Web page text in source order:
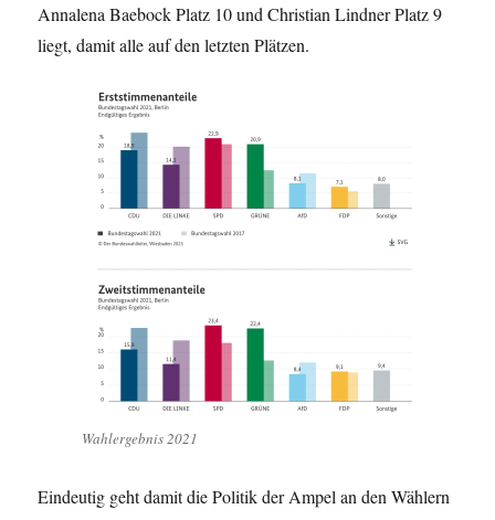
Annalena Baebock Platz 10 und Christian Lindner Platz 9
liegt, damit alle auf den letzten Plätzen.
Wahlergebnis 2021
Eindeutig geht damit die Politik der Ampel an den Wählern